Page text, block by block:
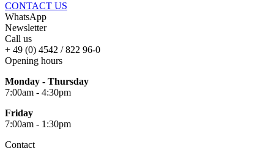
CONTACT US
WhatsApp
Newsletter
Call us
+ 49 (0) 4542 / 822 96-0
Opening hours
Monday - Thursday
7:00am - 4:30pm
Friday
7:00am - 1:30pm
Contact